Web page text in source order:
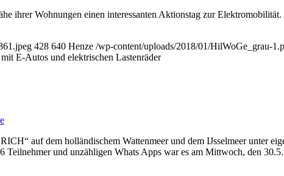
ihrer Wohnungen einen interessanten Aktionstag zur Elektromobilität.
428 640 Henze /wp-content/uploads/2018/01/HilWoGe_grau-
E-Autos und elektrischen Lastenräder
auf dem holländischem Wattenmeer und dem IJsselmeer unter
Teilnehmer und unzähligen Whats Apps war es am Mittwoch, den